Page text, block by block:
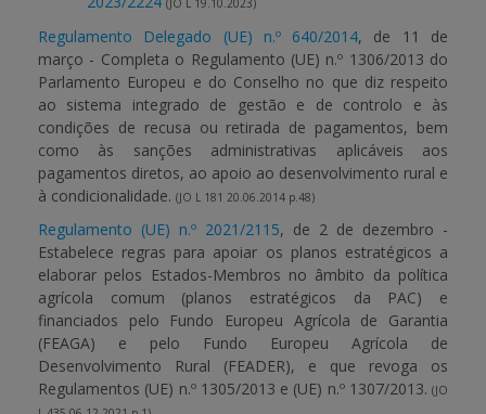
(JO L 19.10.2023)
Regulamento Delegado (UE) n.º 640/2014, de 11 de
março - Completa o Regulamento (UE) n.º 1306/2013 do
Parlamento Europeu e do Conselho no que diz respeito
ao sistema integrado de gestão e de controlo e às
condições de recusa ou retirada de pagamentos, bem
como às sanções administrativas aplicáveis aos
pagamentos diretos, ao apoio ao desenvolvimento rural e
à condicionalidade. (JO L 181 20.06.2014 p.48)
Regulamento (UE) n.º 2021/2115, de 2 de dezembro -
Estabelece regras para apoiar os planos estratégicos a
elaborar pelos Estados-Membros no âmbito da política
agrícola comum (planos estratégicos da PAC) e
financiados pelo Fundo Europeu Agrícola de Garantia
(FEAGA) e pelo Fundo Europeu Agrícola de
Desenvolvimento Rural (FEADER), e que revoga os
Regulamentos (UE) n.º 1305/2013 e (UE) n.º 1307/2013. (JO